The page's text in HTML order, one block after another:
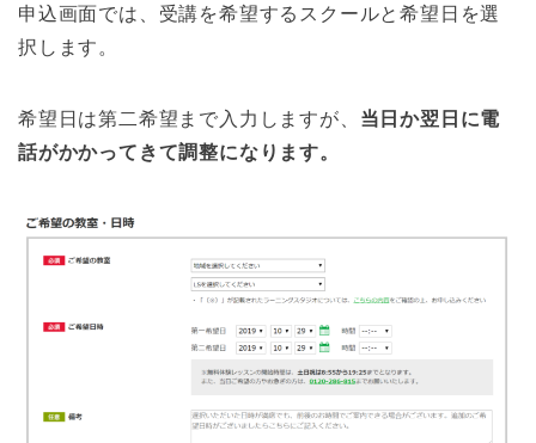
申込画面では、受講を希望するスクールと希望日を選
択します。
希望日は第二希望まで入力しますが、 当日か翌日に電
話がかかってきて調整になります。